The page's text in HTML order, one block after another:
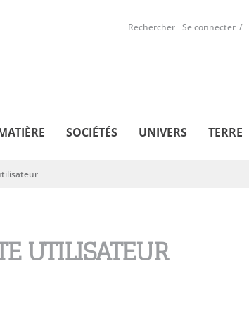
Rechercher Se connecter
SOCIÉTÉS UNIVERS TERRE
UTILISATEUR